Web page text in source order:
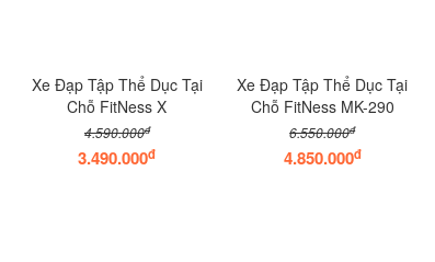
Xe Đạp Tập Thể Dục Tại
Chỗ FitNess X
4.590.000đ
3.490.000đ
Xe Đạp Tập Thể Dục Tại
Chỗ FitNess MK-290
6.550.000đ
4.850.000đ